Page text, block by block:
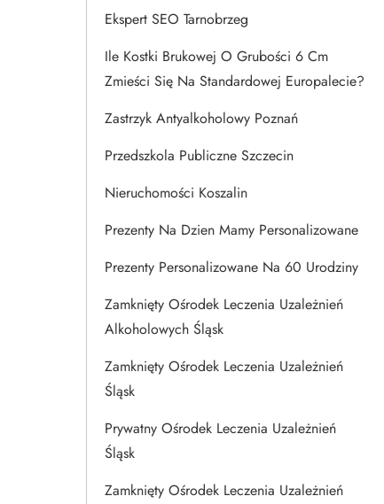
Ekspert SEO Tarnobrzeg
Ile Kostki Brukowej O Grubości 6 Cm
Zmieści Się Na Standardowej Europalecie?
Zastrzyk Antyalkoholowy Poznań
Przedszkola Publiczne Szczecin
Nieruchomości Koszalin
Prezenty Na Dzien Mamy Personalizowane
Prezenty Personalizowane Na 60 Urodziny
Zamknięty Ośrodek Leczenia Uzależnień
Alkoholowych Śląsk
Zamknięty Ośrodek Leczenia Uzależnień
Śląsk
Prywatny Ośrodek Leczenia Uzależnień
Śląsk
Zamknięty Ośrodek Leczenia Uzależnień